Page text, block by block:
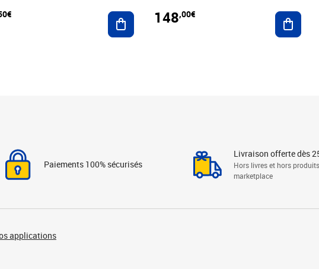
Ajouter au panier
148,00€
Paiements 100% sécurisés
Livraison offerte dès
Hors livres et hors produits
marketplace
applications